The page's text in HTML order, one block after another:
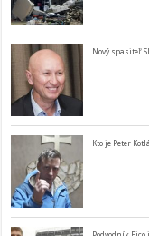
Nový spasiteľ
Kto je Peter